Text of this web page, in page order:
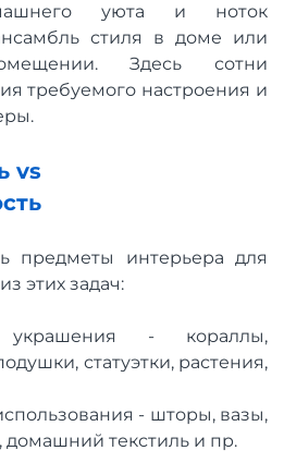
уюта и ноток
стиля в доме или
Здесь сотни
требуемого настроения и
vs
предметы интерьера для
этих задач:
- кораллы,
статуэтки, растения,
- шторы, вазы,
домашний текстиль и пр.